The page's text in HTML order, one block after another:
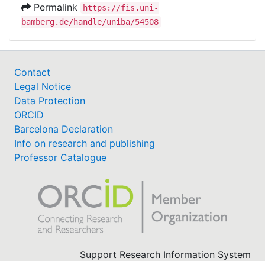
Permalink
https://fis.uni-
bamberg.de/handle/uniba/54508
Contact
Legal Notice
Data Protection
ORCID
Barcelona Declaration
Info on research and publishing
Professor Catalogue
Support Research Information System